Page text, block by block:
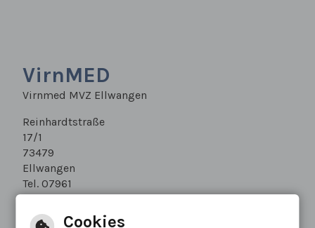
VirnMED
Virnmed MVZ Ellwangen
Reinhardtstraße
17/1
73479
Ellwangen
Tel. 07961
569540
Fax 07961Cookies